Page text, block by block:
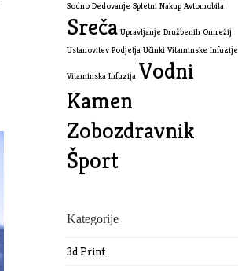
Sodno Dedovanje Spletni Nakup Avtomobila
Sreča Upravljanje Družbenih Omrežij
Ustanovitev Podjetja Učinki Vitaminske Infuzije
Vitaminska Infuzija Vodni
Kamen
Zobozdravnik
Šport
Kategorije
3d Print